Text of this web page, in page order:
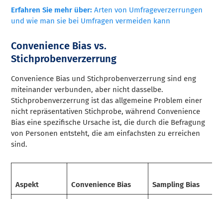
Erfahren Sie mehr über: Arten von Umfrageverzerrungen
und wie man sie bei Umfragen vermeiden kann
Convenience Bias vs.
Stichprobenverzerrung
Convenience Bias und Stichprobenverzerrung sind eng
miteinander verbunden, aber nicht dasselbe.
Stichprobenverzerrung ist das allgemeine Problem einer
nicht repräsentativen Stichprobe, während Convenience
Bias eine spezifische Ursache ist, die durch die Befragung
von Personen entsteht, die am einfachsten zu erreichen
sind.
Aspekt Convenience Bias Sampling Bias